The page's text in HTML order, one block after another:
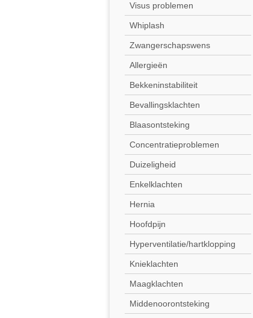
Visus problemen
Whiplash
Zwangerschapswens
Allergieën
Bekkeninstabiliteit
Bevallingsklachten
Blaasontsteking
Concentratieproblemen
Duizeligheid
Enkelklachten
Hernia
Hoofdpijn
Hyperventilatie/hartklopping
Knieklachten
Maagklachten
Middenoorontsteking